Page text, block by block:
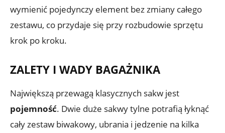
wymienić pojedynczy element bez zmiany całego
zestawu, co przydaje się przy rozbudowie sprzętu
krok po kroku.
ZALETY I WADY BAGAŻNIKA
Największą przewagą klasycznych sakw jest
pojemność. Dwie duże sakwy tylne potrafią łyknąć
cały zestaw biwakowy, ubrania i jedzenie na kilka